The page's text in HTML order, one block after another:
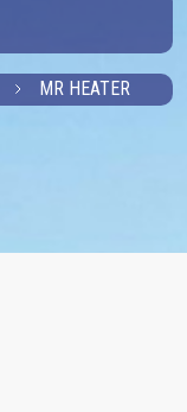
MR HEATER